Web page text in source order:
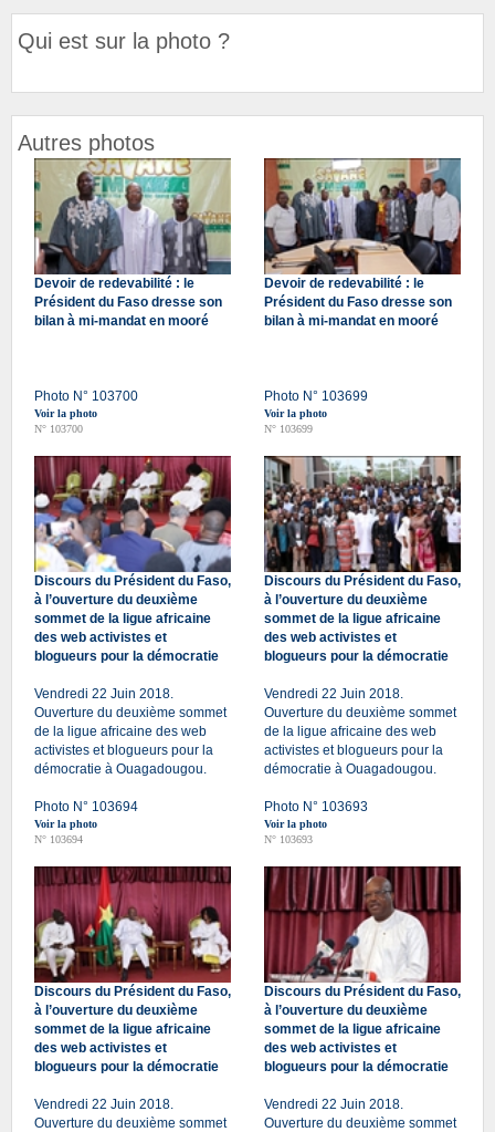
Qui est sur la photo ?
Autres photos
Devoir de redevabilité : le
Président du Faso dresse son
bilan à mi-mandat en mooré
Photo N° 103700
Voir la photo
N° 103700
Devoir de redevabilité : le
Président du Faso dresse son
bilan à mi-mandat en mooré
Photo N° 103699
Voir la photo
N° 103699
Discours du Président du Faso,
à l’ouverture du deuxième
sommet de la ligue africaine
des web activistes et
blogueurs pour la démocratie
Vendredi 22 Juin 2018.
Ouverture du deuxième sommet
de la ligue africaine des web
activistes et blogueurs pour la
démocratie à Ouagadougou.
Photo N° 103694
Voir la photo
N° 103694
Discours du Président du Faso,
à l’ouverture du deuxième
sommet de la ligue africaine
des web activistes et
blogueurs pour la démocratie
Vendredi 22 Juin 2018.
Ouverture du deuxième sommet
de la ligue africaine des web
activistes et blogueurs pour la
démocratie à Ouagadougou.
Photo N° 103693
Voir la photo
N° 103693
Discours du Président du Faso,
à l’ouverture du deuxième
sommet de la ligue africaine
des web activistes et
blogueurs pour la démocratie
Vendredi 22 Juin 2018.
Ouverture du deuxième sommet
Discours du Président du Faso,
à l’ouverture du deuxième
sommet de la ligue africaine
des web activistes et
blogueurs pour la démocratie
Vendredi 22 Juin 2018.
Ouverture du deuxième sommet